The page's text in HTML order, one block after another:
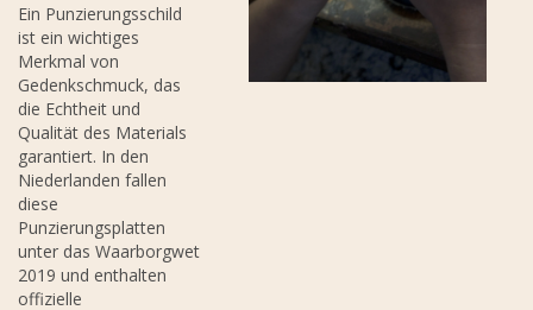
Ein Punzierungsschild
ist ein wichtiges
Merkmal von
Gedenkschmuck, das
die Echtheit und
Qualität des Materials
garantiert. In den
Niederlanden fallen
diese
Punzierungsplatten
unter das Waarborgwet
2019 und enthalten
offizielle